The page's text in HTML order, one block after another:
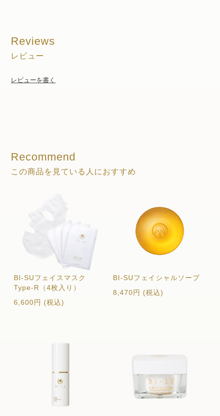
Reviews
レビュー
レビューを書く
Recommend
この商品を見ている人におすすめ
BI-SUフェイスマスク
Type-R（4枚入り）
6,600円 (税込)
BI-SUフェイシャルソープ
8,470円 (税込)